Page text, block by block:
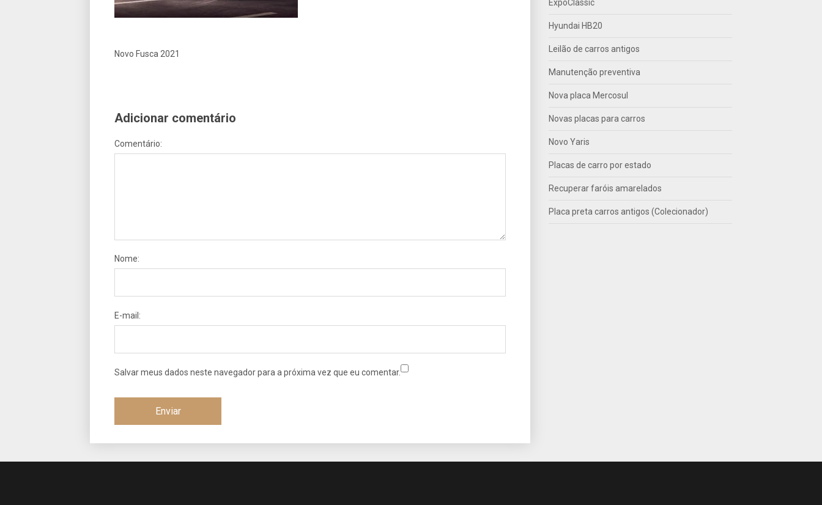
Novo Fusca 2021
Adicionar comentário
Comentário:
Nome:
E-mail:
Salvar meus dados neste navegador para a próxima vez que eu comentar.
ExpoClassic
Hyundai HB20
Leilão de carros antigos
Manutenção preventiva
Nova placa Mercosul
Novas placas para carros
Novo Yaris
Placas de carro por estado
Recuperar faróis amarelados
Placa preta carros antigos (Colecionador)